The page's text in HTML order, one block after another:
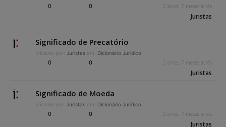
0 0 2 anos, 7 meses atrás
Juristas
Significado de Precatório
Iniciado por: Juristas em: Dicionário Jurídico
0 0 2 anos, 7 meses atrás
Juristas
Significado de Moeda
Iniciado por: Juristas em: Dicionário Jurídico
0 0 2 anos, 7 meses atrás
Juristas